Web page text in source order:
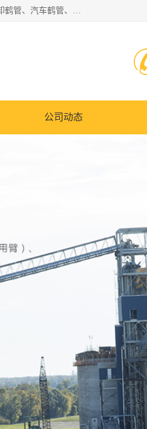
江苏国胜石化装备科技有限公司生产的产品广泛的应用于石油、石化等行业中，产品种类齐全，其中包括装卸鹤管、汽车鹤管、火车鹤管、装车鹤管、卸车鹤管、上装鹤管、下装鹤管、lng鹤管、发油鹤管、液氨鹤管、液化气鹤管等，我们生产的产品质量上乘，价格实惠，服务好，买鹤管就到国胜石化装备！
公司动态